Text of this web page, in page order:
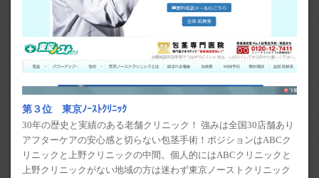
第３位 東京ﾉｰｽﾄｸﾘﾆｯｸ
30年の歴史と実績のある老舗クリニック！ 強みは全国30店舗あり
アフターケアの安心感と切らない包茎手術！ポジションはABCク
リニックと上野クリニックの中間。個人的にはABCクリニックと
上野クリニックがない地域の方は迷わず東京ノーストクリニック